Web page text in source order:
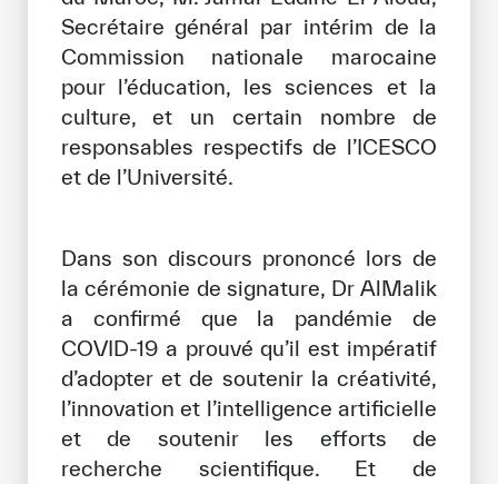
Secrétaire général par intérim de la
Commission nationale marocaine
pour l’éducation, les sciences et la
culture, et un certain nombre de
responsables respectifs de l’ICESCO
et de l’Université.
Dans son discours prononcé lors de
la cérémonie de signature, Dr AlMalik
a confirmé que la pandémie de
COVID-19 a prouvé qu’il est impératif
d’adopter et de soutenir la créativité,
l’innovation et l’intelligence artificielle
et de soutenir les efforts de
recherche scientifique. Et de